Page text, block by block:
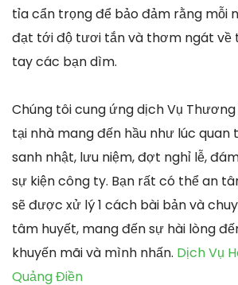
tỉa cẩn trọng để bảo đảm rằng mỗi
đạt tới độ tươi tắn và thơm ngát về
tay các bạn dìm.
Chúng tôi cung ứng dịch Vụ
tại nhà mang đến hầu như lúc quan
sanh nhật, lưu niệm, đợt nghỉ lễ,
sự kiện công ty. Bạn rất có thể an
sẽ được xử lý 1 cách bài bản và
tâm huyết, mang đến sự hài lòng
khuyến mãi và mình nhấn. Dịch Vụ
Quảng Điền